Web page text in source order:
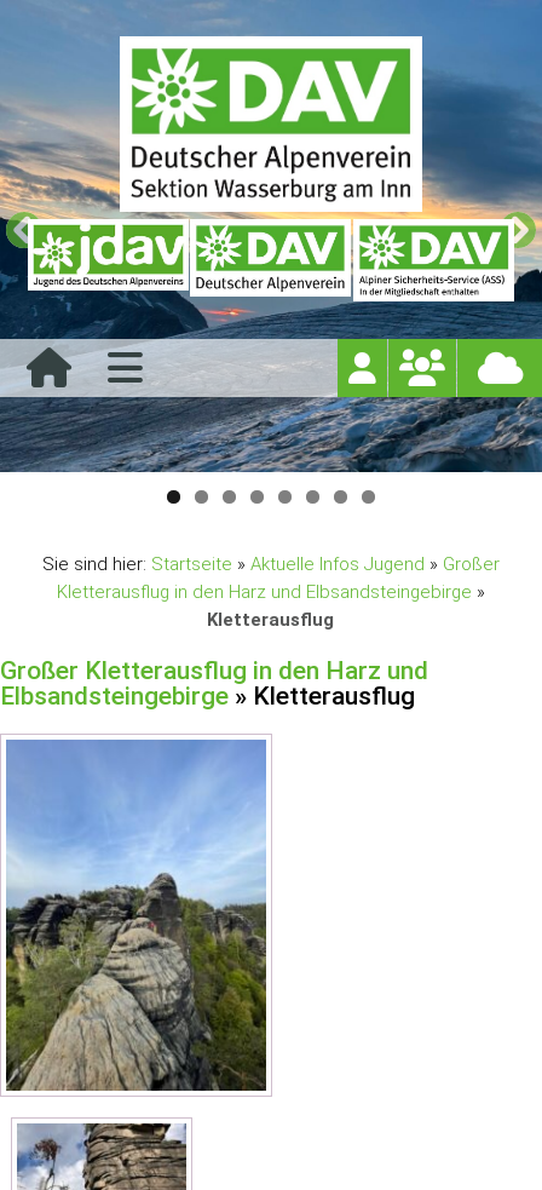
Sie sind hier: Startseite » Aktuelle Infos Jugend » Großer
Kletterausflug in den Harz und Elbsandsteingebirge »
Kletterausflug
Großer Kletterausflug in den Harz und
Elbsandsteingebirge » Kletterausflug